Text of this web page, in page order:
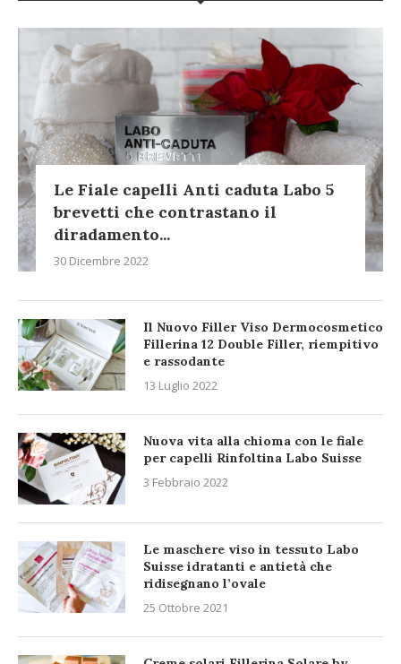
Le Fiale capelli Anti caduta Labo 5
brevetti che contrastano il
diradamento...
30 Dicembre 2022
Il Nuovo Filler Viso Dermocosmetico
Fillerina 12 Double Filler, riempitivo
e rassodante
13 Luglio 2022
Nuova vita alla chioma con le fiale
per capelli Rinfoltina Labo Suisse
3 Febbraio 2022
Le maschere viso in tessuto Labo
Suisse idratanti e antietà che
ridisegnano l’ovale
25 Ottobre 2021